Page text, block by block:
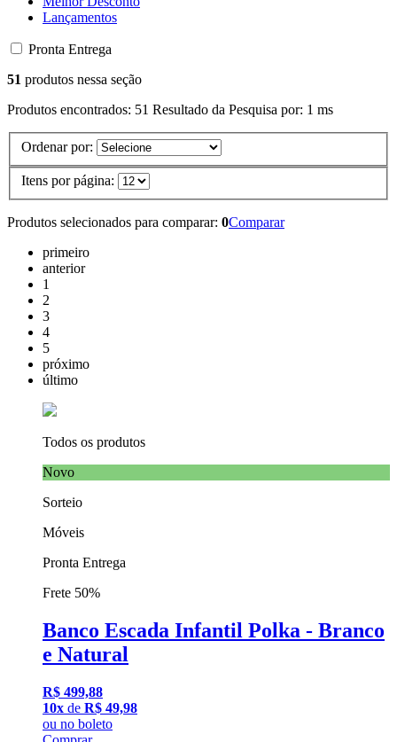
Lançamentos
Pronta Entrega
51 produtos nessa seção
Produtos encontrados: 51 Resultado da Pesquisa por: 1 ms
Ordenar por:
Itens por página:
Produtos selecionados para comparar: 0Comparar
primeiro
anterior
1
2
3
4
5
próximo
último
Todos os produtos
Novo
Sorteio
Móveis
Pronta Entrega
Frete 50%
Banco Escada Infantil Polka - Branco
e Natural
R$ 499,88
10x de R$ 49,98
ou no boleto